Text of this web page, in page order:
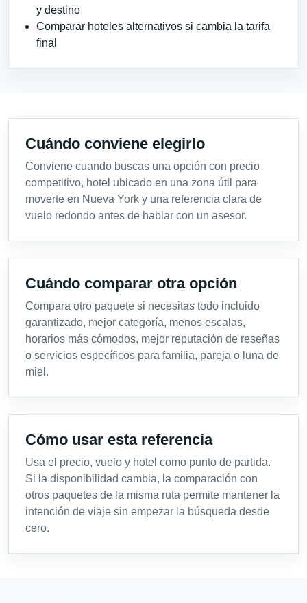
y destino
Comparar hoteles alternativos si cambia la tarifa
final
Cuándo conviene elegirlo
Conviene cuando buscas una opción con precio
competitivo, hotel ubicado en una zona útil para
moverte en Nueva York y una referencia clara de
vuelo redondo antes de hablar con un asesor.
Cuándo comparar otra opción
Compara otro paquete si necesitas todo incluido
garantizado, mejor categoría, menos escalas,
horarios más cómodos, mejor reputación de reseñas
o servicios específicos para familia, pareja o luna de
miel.
Cómo usar esta referencia
Usa el precio, vuelo y hotel como punto de partida.
Si la disponibilidad cambia, la comparación con
otros paquetes de la misma ruta permite mantener la
intención de viaje sin empezar la búsqueda desde
cero.